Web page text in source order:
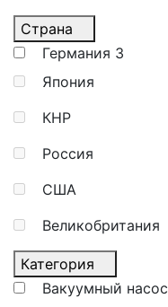
Страна
Германия 3
Япония
КНР
Россия
США
Великобритания
Категория
Вакуумный насос